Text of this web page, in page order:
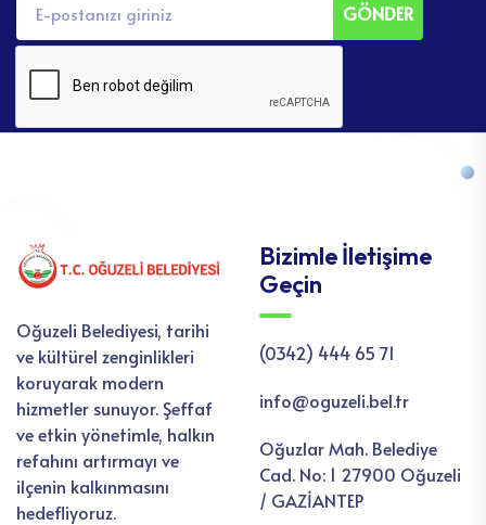
GÖNDER
Oğuzeli Belediyesi, tarihi
ve kültürel zenginlikleri
koruyarak modern
hizmetler sunuyor. Şeffaf
ve etkin yönetimle, halkın
refahını artırmayı ve
ilçenin kalkınmasını
hedefliyoruz.
Bizimle İletişime
Geçin
(0342) 444 65 71
info@oguzeli.bel.tr
Oğuzlar Mah. Belediye
Cad. No: 1 27900 Oğuzeli
/ GAZİANTEP